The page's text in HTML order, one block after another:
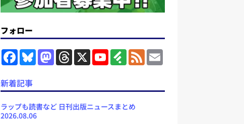
フォロー
F
a
e
b
o
o
k
B
l
k
y
M
a
d
o
n
T
h
d
s
X
Y
o
b
C
F
e
y
F
e
E
m
新着記事
ラップも読書など 日刊出版ニュースまとめ
2026.08.06